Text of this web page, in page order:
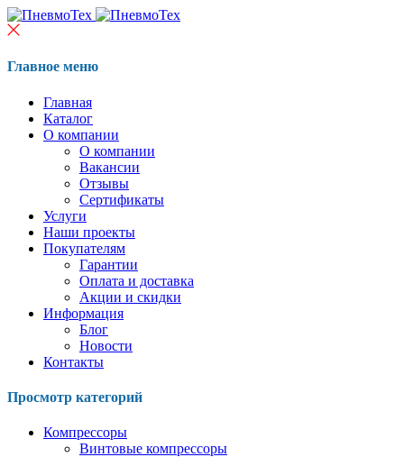
Главное меню
Главная
Каталог
О компании
О компании
Вакансии
Отзывы
Сертификаты
Услуги
Наши проекты
Покупателям
Гарантии
Оплата и доставка
Акции и скидки
Информация
Блог
Новости
Контакты
Просмотр категорий
Компрессоры
Винтовые компрессоры